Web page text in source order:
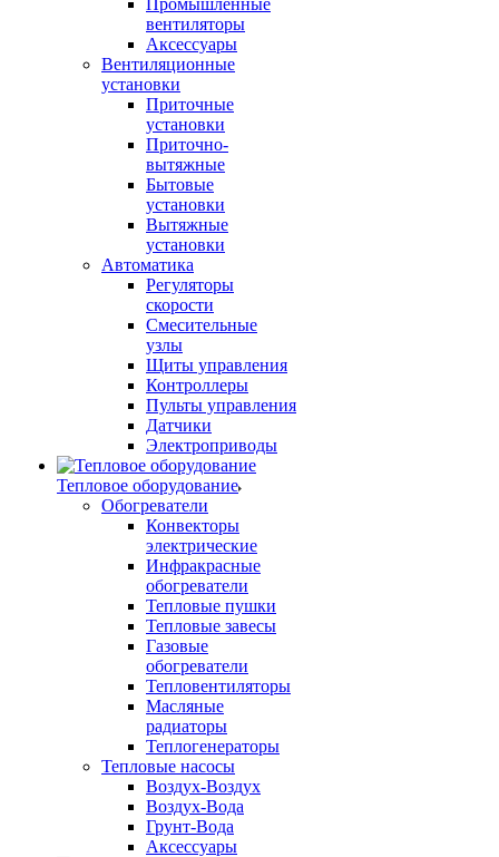
Промышленные
вентиляторы
Аксессуары
Вентиляционные
установки
Приточные
установки
Приточно-
вытяжные
Бытовые
установки
Вытяжные
установки
Автоматика
Регуляторы
скорости
Смесительные
узлы
Щиты управления
Контроллеры
Пульты управления
Датчики
Электроприводы
Тепловое оборудование
Обогреватели
Конвекторы
электрические
Инфракрасные
обогреватели
Тепловые пушки
Тепловые завесы
Газовые
обогреватели
Тепловентиляторы
Масляные
радиаторы
Теплогенераторы
Тепловые насосы
Воздух-Воздух
Воздух-Вода
Грунт-Вода
Аксессуары